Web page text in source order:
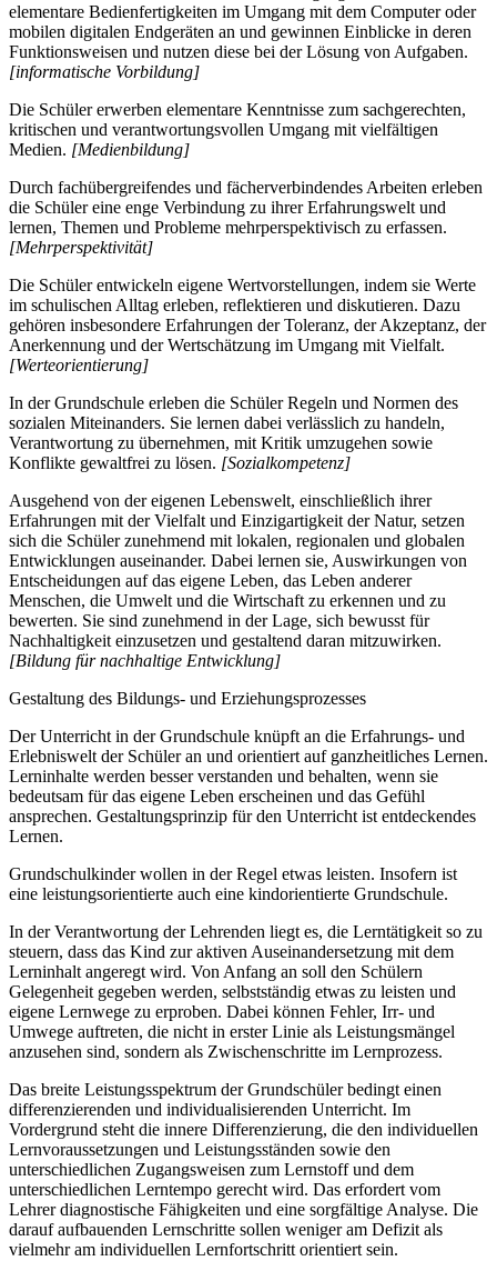
elementare Bedienfertigkeiten im Umgang mit dem Computer oder
mobilen digitalen Endgeräten an und gewinnen Einblicke in deren
Funktionsweisen und nutzen diese bei der Lösung von Aufgaben.
[informatische Vorbildung]
Die Schüler erwerben elementare Kenntnisse zum sachgerechten,
kritischen und verantwortungsvollen Umgang mit vielfältigen
Medien. [Medienbildung]
Durch fachübergreifendes und fächerverbindendes Arbeiten erleben
die Schüler eine enge Verbindung zu ihrer Erfahrungswelt und
lernen, Themen und Probleme mehrperspektivisch zu erfassen.
[Mehrperspektivität]
Die Schüler entwickeln eigene Wertvorstellungen, indem sie Werte
im schulischen Alltag erleben, reflektieren und diskutieren. Dazu
gehören insbesondere Erfahrungen der Toleranz, der Akzeptanz, der
Anerkennung und der Wertschätzung im Umgang mit Vielfalt.
[Werteorientierung]
In der Grundschule erleben die Schüler Regeln und Normen des
sozialen Miteinanders. Sie lernen dabei verlässlich zu handeln,
Verantwortung zu übernehmen, mit Kritik umzugehen sowie
Konflikte gewaltfrei zu lösen. [Sozialkompetenz]
Ausgehend von der eigenen Lebenswelt, einschließlich ihrer
Erfahrungen mit der Vielfalt und Einzigartigkeit der Natur, setzen
sich die Schüler zunehmend mit lokalen, regionalen und globalen
Entwicklungen auseinander. Dabei lernen sie, Auswirkungen von
Entscheidungen auf das eigene Leben, das Leben anderer
Menschen, die Umwelt und die Wirtschaft zu erkennen und zu
bewerten. Sie sind zunehmend in der Lage, sich bewusst für
Nachhaltigkeit einzusetzen und gestaltend daran mitzuwirken.
[Bildung für nachhaltige Entwicklung]
Gestaltung des Bildungs- und Erziehungsprozesses
Der Unterricht in der Grundschule knüpft an die Erfahrungs- und
Erlebniswelt der Schüler an und orientiert auf ganzheitliches Lernen.
Lerninhalte werden besser verstanden und behalten, wenn sie
bedeutsam für das eigene Leben erscheinen und das Gefühl
ansprechen. Gestaltungsprinzip für den Unterricht ist entdeckendes
Lernen.
Grundschulkinder wollen in der Regel etwas leisten. Insofern ist
eine leistungsorientierte auch eine kindorientierte Grundschule.
In der Verantwortung der Lehrenden liegt es, die Lerntätigkeit so zu
steuern, dass das Kind zur aktiven Auseinandersetzung mit dem
Lerninhalt angeregt wird. Von Anfang an soll den Schülern
Gelegenheit gegeben werden, selbstständig etwas zu leisten und
eigene Lernwege zu erproben. Dabei können Fehler, Irr- und
Umwege auftreten, die nicht in erster Linie als Leistungsmängel
anzusehen sind, sondern als Zwischenschritte im Lernprozess.
Das breite Leistungsspektrum der Grundschüler bedingt einen
differenzierenden und individualisierenden Unterricht. Im
Vordergrund steht die innere Differenzierung, die den individuellen
Lernvoraussetzungen und Leistungsständen sowie den
unterschiedlichen Zugangsweisen zum Lernstoff und dem
unterschiedlichen Lerntempo gerecht wird. Das erfordert vom
Lehrer diagnostische Fähigkeiten und eine sorgfältige Analyse. Die
darauf aufbauenden Lernschritte sollen weniger am Defizit als
vielmehr am individuellen Lernfortschritt orientiert sein.